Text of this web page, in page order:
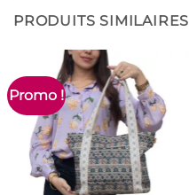
PRODUITS SIMILAIRES
Promo !